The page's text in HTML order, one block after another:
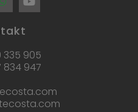
335 905
834 947